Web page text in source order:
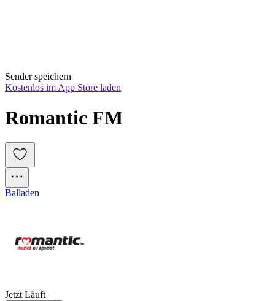
Sender speichern
Kostenlos im App Store laden
Romantic FM
Balladen
Jetzt Läuft